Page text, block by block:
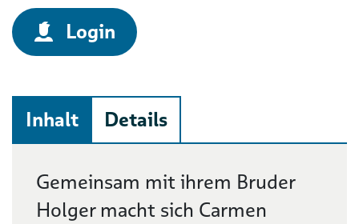
Login
Inhalt Details
Beschreibung
Gemeinsam mit ihrem Bruder
Holger macht sich Carmen